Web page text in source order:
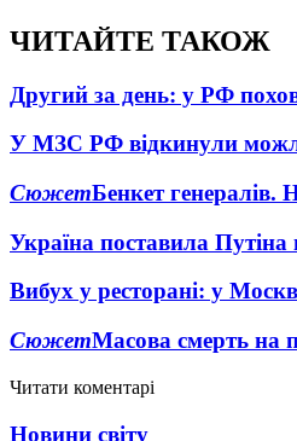
ЧИТАЙТЕ ТАКОЖ
Другий за день: у РФ
У МЗС РФ відкинули
СюжетБенкет генералів.
Україна поставила
Вибух у ресторані: у
СюжетМасова смерть на
Читати коментарі
Новини світу